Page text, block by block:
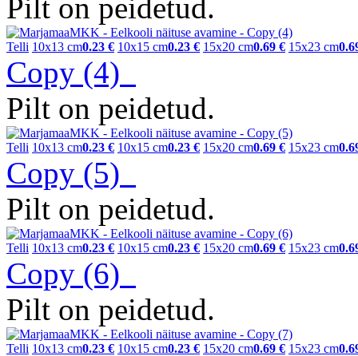
Pilt on peidetud.
Telli 10x13 cm0.23 € 10x15 cm0.23 € 15x20 cm0.69 € 15x23 cm
Copy (4)
Pilt on peidetud.
Telli 10x13 cm0.23 € 10x15 cm0.23 € 15x20 cm0.69 € 15x23 cm
Copy (5)
Pilt on peidetud.
Telli 10x13 cm0.23 € 10x15 cm0.23 € 15x20 cm0.69 € 15x23 cm
Copy (6)
Pilt on peidetud.
Telli 10x13 cm0.23 € 10x15 cm0.23 € 15x20 cm0.69 € 15x23 cm